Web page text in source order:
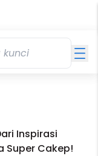
Inspirasi
Super Cakep!